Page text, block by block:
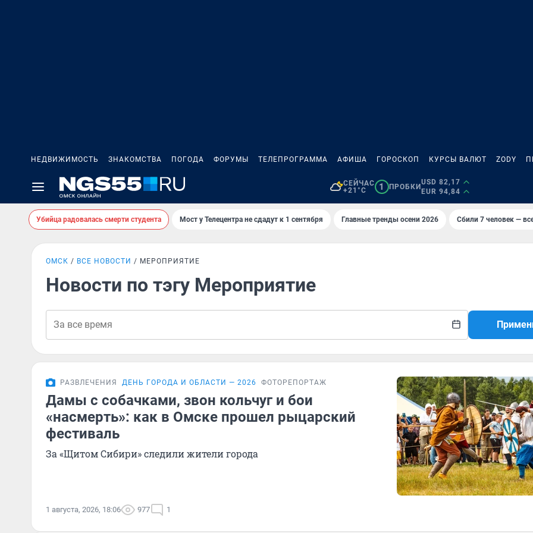
НЕДВИЖИМОСТЬ ЗНАКОМСТВА ПОГОДА ФОРУМЫ ТЕЛЕПРОГРАММА АФИША ГОРОСКОП КУРСЫ ВАЛЮТ ZODY
СЕЙЧАС
+21°C
1 ПРОБКИ
USD 82,17
EUR 94,84
Убийца радовалась смерти студента Мост у Телецентра не сдадут к 1 сентября Главные тренды осени 2026 Сбили 7 человек —
ОМСК ВСЕ НОВОСТИ МЕРОПРИЯТИЕ
Новости по тэгу Мероприятие
РАЗВЛЕЧЕНИЯ ДЕНЬ ГОРОДА И ОБЛАСТИ — 2026 ФОТОРЕПОРТАЖ
Дамы с собачками, звон кольчуг и бои
«насмерть»: как в Омске прошел рыцарский
фестиваль
За «Щитом Сибири» следили жители города
1 августа, 2026, 18:06 977 1